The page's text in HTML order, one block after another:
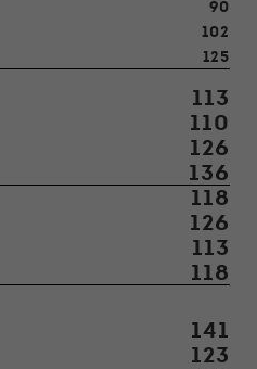
90
102
125
113
110
126
136
118
126
113
118
141
123